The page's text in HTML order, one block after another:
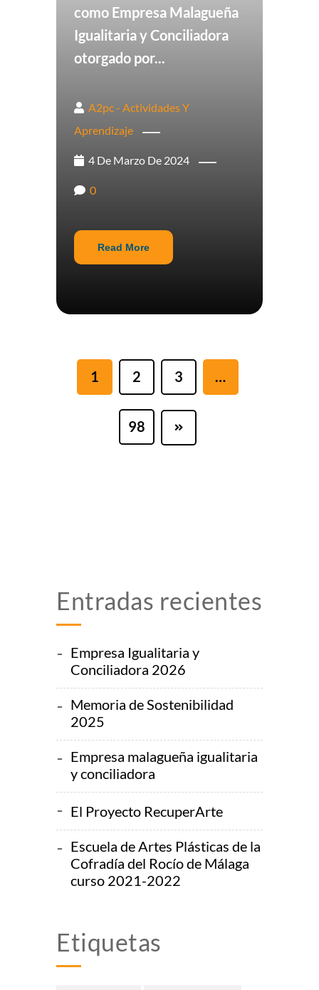
Entradas recientes
Empresa Igualitaria y
Conciliadora 2026
Memoria de Sostenibilidad
2025
Empresa malagueña igualitaria
y conciliadora
El Proyecto RecuperArte
Escuela de Artes Plásticas de la
Cofradía del Rocío de Málaga
curso 2021-2022
Etiquetas
como Empresa Malagueña
Igualitaria y Conciliadora
otorgado por...
A2pc - Actividades Y
Aprendizaje
4 De Marzo De 2024
0
Read More
1 2 3 …
98